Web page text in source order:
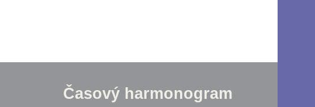
Časový harmonogram